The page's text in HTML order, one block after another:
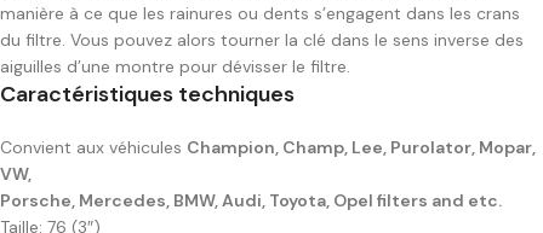
manière à ce que les rainures ou dents s’engagent dans les crans
du filtre. Vous pouvez alors tourner la clé dans le sens inverse des
aiguilles d’une montre pour dévisser le filtre.
Caractéristiques techniques
Convient aux véhicules Champion, Champ, Lee, Purolator, Mopar,
VW,
Porsche, Mercedes, BMW, Audi, Toyota, Opel filters and etc.
Taille: 76 (3″)